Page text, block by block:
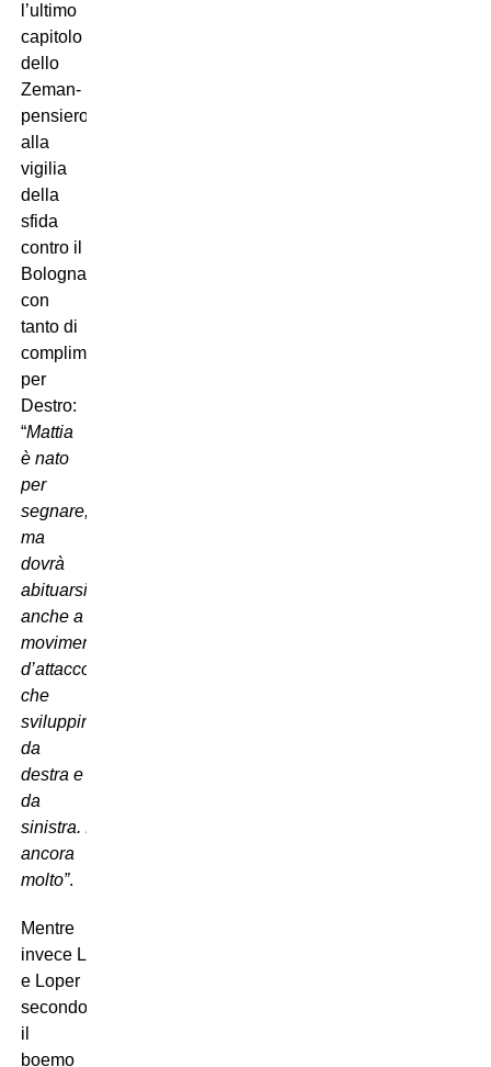
l’ultimo
capitolo
dello
Zeman-
pensiero,
alla
vigilia
della
sfida
contro il
Bologna,
con
tanto di
complimenti
per
Destro:
“Mattia
è nato
per
segnare,
ma
dovrà
abituarsi
anche a
movimenti
d’attacco
che
sviluppino
da
destra e
da
sinistra. Può migliorare
ancora
molto”.
Mentre
invece Lamela
e Loper
secondo
il
boemo